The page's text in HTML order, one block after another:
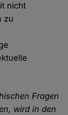
nicht
zu
Fragen
wird in den